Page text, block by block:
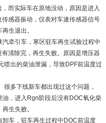
而实际车在原地没动，原因是进入
感器振动，仪表对车速传感器信号
生退出。
牵引车，寒区驻车再生试验过程中
清除完，再生失败。原因是增压器
喷出的柴油泄漏，导致DPF前温度过
多下线新车都出现过这个问题，
，进入Rgn阶段后没有DOC氧化柴
生失败。
车，驻车再生过程中DOC前温度